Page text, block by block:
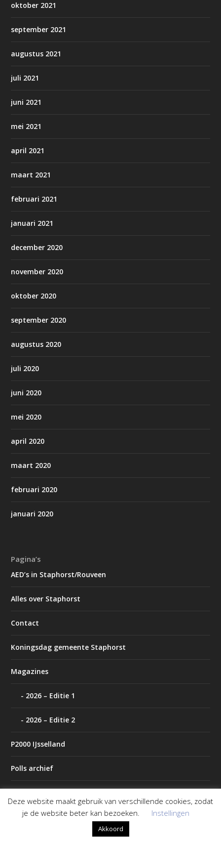
oktober 2021
september 2021
augustus 2021
juli 2021
juni 2021
mei 2021
april 2021
maart 2021
februari 2021
januari 2021
december 2020
november 2020
oktober 2020
september 2020
augustus 2020
juli 2020
juni 2020
mei 2020
april 2020
maart 2020
februari 2020
januari 2020
Pagina’s
AED’s in Staphorst/Rouveen
Alles over Staphorst
Contact
Koningsdag gemeente Staphorst
Magazines
2026 – Editie 1
2026 – Editie 2
P2000 IJsselland
Polls archief
Weer
Deze website maakt gebruik van verschillende cookies, zodat
je de website beter kan bezoeken.
Instellingen
Akkoord